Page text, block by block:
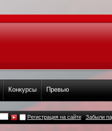
Конкурсы Превью
Регистрация на сайте Забыли